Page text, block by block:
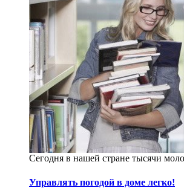
Сегодня в нашей стране тысячи
Управлять погодой в доме легко!